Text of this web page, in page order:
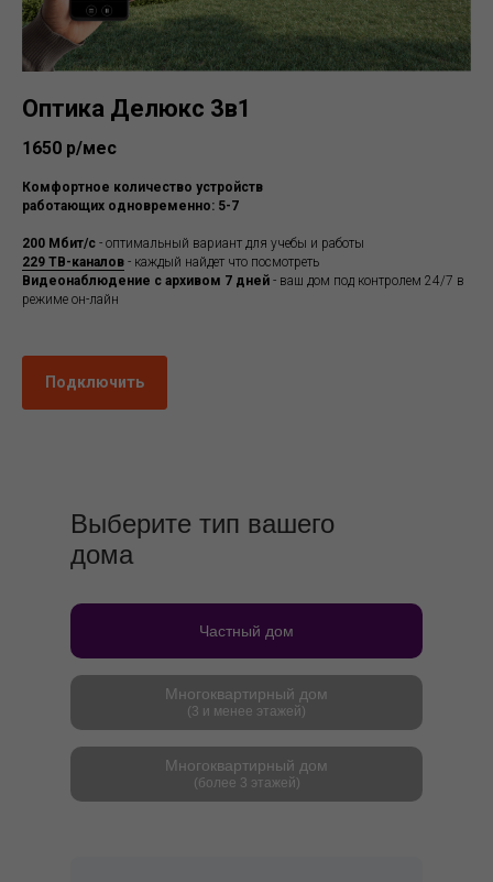
Оптика Делюкс 3в1
1650 р/мес
Комфортное количество устройств
работающих одновременно: 5-7
200 Мбит/с - оптимальный вариант для учебы и работы
229 ТВ-каналов - каждый найдет что посмотреть
Видеонаблюдение с архивом 7 дней - ваш дом под контролем 24/7 в
режиме он-лайн
Подключить
Выберите тип вашего
дома
Частный дом
Многоквартирный дом
(3 и менее этажей)
Многоквартирный дом
(более 3 этажей)